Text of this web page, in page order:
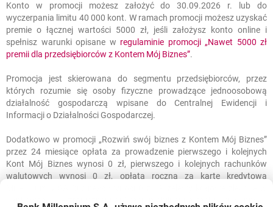
Notaprawna
Konto w promocji możesz założyć do 30.09.2026 r. lub do
wyczerpania limitu 40 000 kont. W ramach promocji możesz uzyskać
premie o łącznej wartości 5000 zł, jeśli założysz konto online i
spełnisz warunki opisane w regulaminie promocji „Nawet 5000 zł
premii dla przedsiębiorców z Kontem Mój Biznes”Link otwiera się w
otwiera się w nowej
.
Promocja jest skierowana do segmentu przedsiębiorców, przez
których rozumie się osoby fizyczne prowadzące jednoosobową
działalność gospodarczą wpisane do Centralnej Ewidencji i
Informacji o Działalności Gospodarczej.
Dodatkowo w promocji „Rozwiń swój biznes z Kontem Mój Biznes”
przez 24 miesiące opłata za prowadzenie pierwszego i kolejnych
Kont Mój Biznes wynosi 0 zł, pierwszego i kolejnych rachunków
walutowych wynosi 0 zł, opłata roczna za kartę kredytową